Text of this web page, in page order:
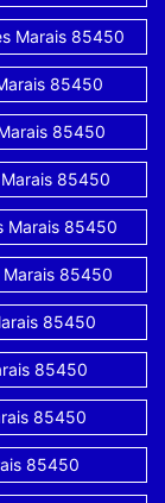
Marais 85450
85450
85450
85450
Marais 85450
Marais 85450
85450
85450
85450
85450